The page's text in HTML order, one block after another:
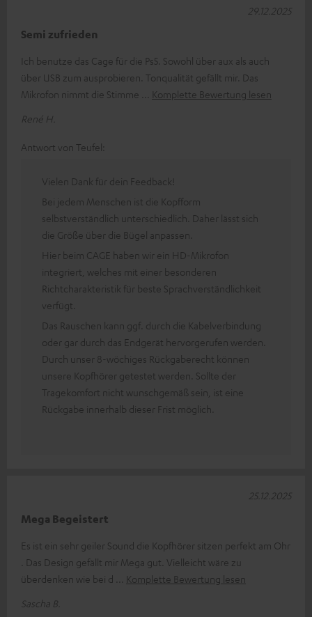
Semi zufrieden
Ich benutze das Cage für die Ps5. Sowohl über aux als auch
über USB zum ausprobieren. Tonqualität gefällt mir. Das
Mikrofon nimmt die Stimme
Komplette Bewertung lesen
René H.
29.12.2025
Antwort von Teufel:
Vielen Dank für dein Feedback!
Bei jedem Menschen ist die Kopfform
selbstverständlich unterschiedlich. Daher lässt sich
die Größe über die Bügel anpassen.
Hier beim CAGE haben wir ein HD-Mikrofon
integriert, welches mit einer besonderen
Richtcharakteristik für beste Sprachverständlichkeit
verfügt.
Das Rauschen kann ggf. durch die Kabelverbindung
oder gar durch das Endgerät hervorgerufen werden.
Durch unser 8-wöchiges Rückgaberecht können
unsere Kopfhörer getestet werden. Sollte der
Tragekomfort nicht wunschgemäß sein, ist eine
Rückgabe innerhalb dieser Frist möglich.
Mega Begeistert
Es ist ein sehr geiler Sound die Kopfhörer sitzen perfekt am Ohr
. Das Design gefällt mir Mega gut. Vielleicht wäre zu
überdenken wie bei d
Komplette Bewertung lesen
Sascha B.
25.12.2025